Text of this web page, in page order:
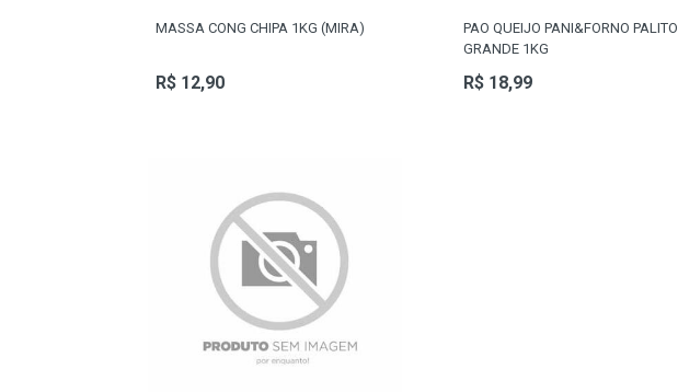
MASSA CONG CHIPA 1KG (MIRA)
R$ 12,90
PAO QUEIJO PANI&FORNO PALITO
GRANDE 1KG
R$ 18,99